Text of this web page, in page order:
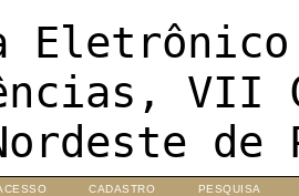
VII
de
CADASTRO PESQUISA